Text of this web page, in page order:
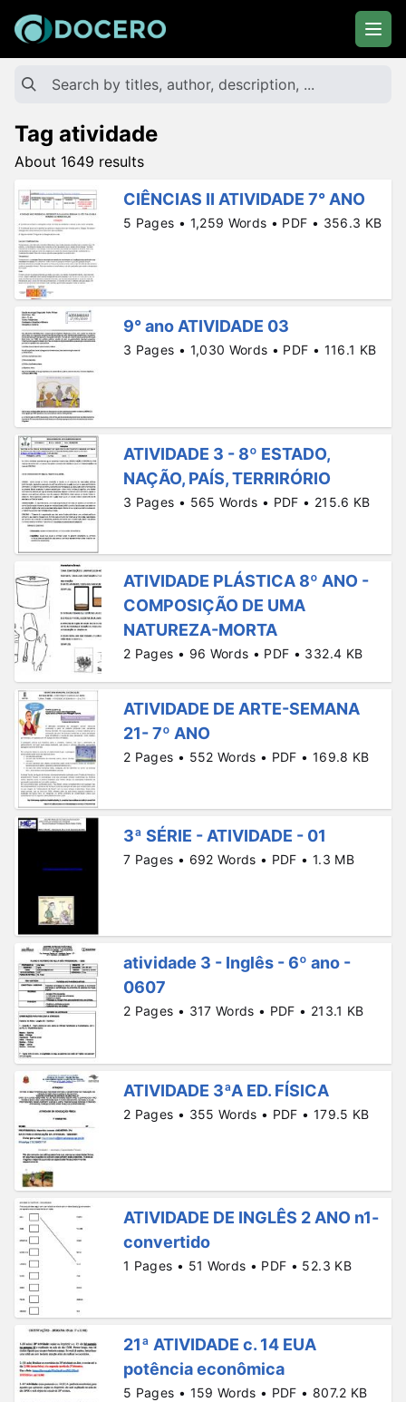
Tag atividade
About 1649 results
CIÊNCIAS II ATIVIDADE 7° ANO
5 Pages • 1,259 Words • PDF • 356.3 KB
9° ano ATIVIDADE 03
3 Pages • 1,030 Words • PDF • 116.1 KB
ATIVIDADE 3 - 8º ESTADO,
NAÇÃO, PAÍS, TERRIRÓRIO
3 Pages • 565 Words • PDF • 215.6 KB
ATIVIDADE PLÁSTICA 8º ANO -
COMPOSIÇÃO DE UMA
NATUREZA-MORTA
2 Pages • 96 Words • PDF • 332.4 KB
ATIVIDADE DE ARTE-SEMANA
21- 7º ANO
2 Pages • 552 Words • PDF • 169.8 KB
3ª SÉRIE - ATIVIDADE - 01
7 Pages • 692 Words • PDF • 1.3 MB
atividade 3 - Inglês - 6º ano -
0607
2 Pages • 317 Words • PDF • 213.1 KB
ATIVIDADE 3ªA ED. FÍSICA
2 Pages • 355 Words • PDF • 179.5 KB
ATIVIDADE DE INGLÊS 2 ANO n1-
convertido
1 Pages • 51 Words • PDF • 52.3 KB
21ª ATIVIDADE c. 14 EUA
potência econômica
5 Pages • 159 Words • PDF • 807.2 KB